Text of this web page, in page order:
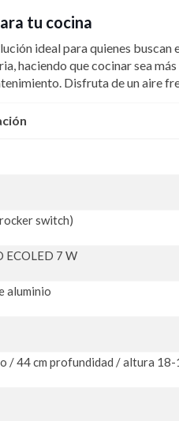
tu cocina
ideal para quienes
haciendo que cocinar sea
Disfruta de un aire
switch)
ECOLED 7 W
aluminio
/ 44 cm profundidad / altura 18-